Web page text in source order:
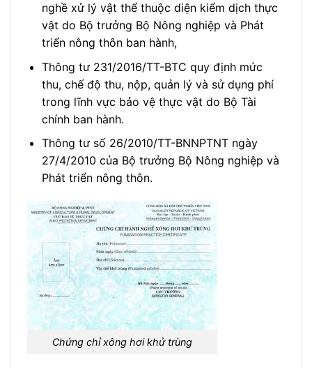
nghề xử lý vật thể thuộc diện kiểm dịch thực
vật do Bộ trưởng Bộ Nông nghiệp và Phát
triển nông thôn ban hành,
Thông tư 231/2016/TT-BTC quy định mức
thu, chế độ thu, nộp, quản lý và sử dụng phí
trong lĩnh vực bảo vệ thực vật do Bộ Tài
chính ban hành.
Thông tư số 26/2010/TT-BNNPTNT ngày
27/4/2010 của Bộ trưởng Bộ Nông nghiệp và
Phát triển nông thôn.
Chứng chỉ xông hơi khử trùng